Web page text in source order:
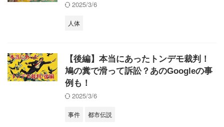
2025/3/6
人体
【後編】本当にあったトンデモ裁判！
鳩の糞で滑って訴訟？あのGoogleの事
例も！
2025/3/6
事件 都市伝説